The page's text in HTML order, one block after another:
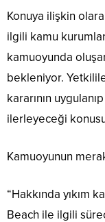
Konuya ilişkin
ilgili kamu
kamuoyunda
bekleniyor.
kararının
ilerleyeceği
Kamuoyunun
“Hakkında yıkım
Beach ile ilgili